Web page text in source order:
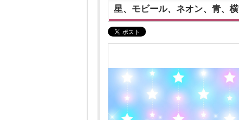
星、モビール、ネオン、青、横